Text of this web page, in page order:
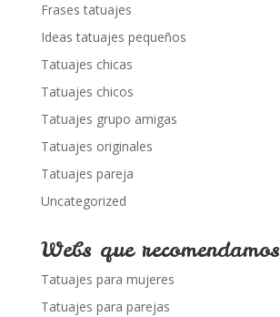
Frases tatuajes
Ideas tatuajes pequeños
Tatuajes chicas
Tatuajes chicos
Tatuajes grupo amigas
Tatuajes originales
Tatuajes pareja
Uncategorized
Webs que recomendamos
Tatuajes para mujeres
Tatuajes para parejas